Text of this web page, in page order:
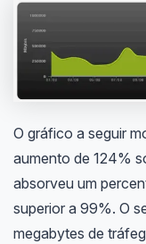
O gráfico a seguir
aumento de 124%
absorveu um
superior a 99%. O
megabytes de